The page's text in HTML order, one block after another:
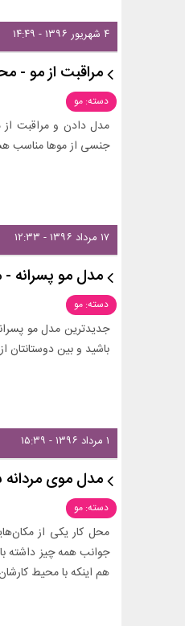
۴ شهریور ۱۳۹۶ - ۱۴:۴۹
مراقبت از مو -
دسته: مو
مدل دادن و مراقبت از
جنسی از موها مناسب
۱۷ مرداد ۱۳۹۶ - ۱۲:۳۳
مدل مو پسرانه -
دسته: مو
باشید و بین دوستانتان
۱ مرداد ۱۳۹۶ - ۱۵:۳۹
مدل موی
دسته: مو
محل کار یکی از
جوانب همه چیز داشته
هم اینکه با محیط